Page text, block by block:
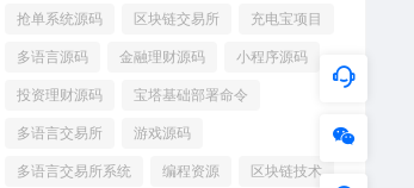
抢单系统源码 区块链交易所 充电宝项目
多语言源码 金融理财源码 小程序源码
投资理财源码 宝塔基础部署命令
多语言交易所 游戏源码
多语言交易所系统 编程资源 区块链技术